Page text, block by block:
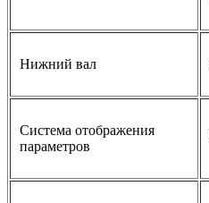
Нижний вал
Система отображения
параметров